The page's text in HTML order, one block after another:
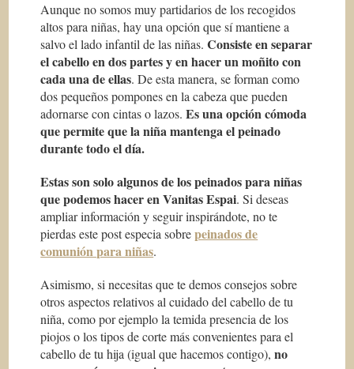
Aunque no somos muy partidarios de los recogidos
altos para niñas, hay una opción que sí mantiene a
salvo el lado infantil de las niñas.Consiste en separar
el cabello en dos partes y en hacer un moñito con
cada una de ellas. De esta manera, se forman como
dos pequeños pompones en la cabeza que pueden
adornarse con cintas o lazos.Es una opción cómoda
que permite que la niña mantenga el peinado
durante todo el día.
Estas son solo algunos de los peinados para niñas
que podemos hacer en Vanitas Espai. Si deseas
ampliar información y seguir inspirándote, no te
pierdas este post especia sobrepeinados de
comunión para niñas.
Asimismo, si necesitas que te demos consejos sobre
otros aspectos relativos al cuidado del cabello de tu
niña, como por ejemplo la temida presencia de los
piojos o los tipos de corte más convenientes para el
cabello de tu hija (igual que hacemos contigo),no